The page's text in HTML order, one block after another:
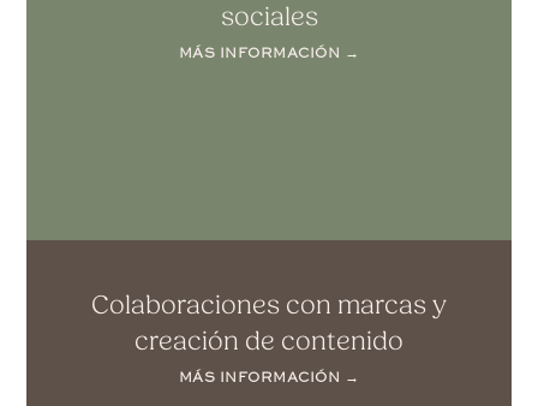
sociales
MÁS INFORMACIÓN →
Colaboraciones con marcas y
creación de contenido
MÁS INFORMACIÓN →